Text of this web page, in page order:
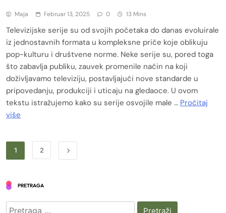
Maja Februar 13, 2025 0 13 Mins
Televizijske serije su od svojih početaka do danas evoluirale
iz jednostavnih formata u kompleksne priče koje oblikuju
pop-kulturu i društvene norme. Neke serije su, pored toga
što zabavlja publiku, zauvek promenile način na koji
doživljavamo televiziju, postavljajući nove standarde u
pripovedanju, produkciji i uticaju na gledaoce. U ovom
tekstu istražujemo kako su serije osvojile male … Pročitaj
više
1 2
PRETRAGA
Pretraga